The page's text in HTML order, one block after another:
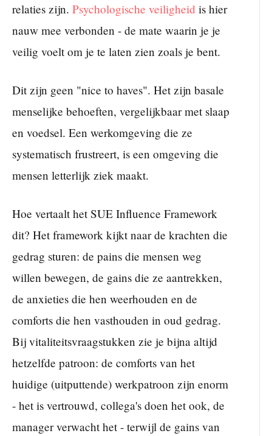
relaties zijn. Psychologische veiligheid is hier
nauw mee verbonden - de mate waarin je je
veilig voelt om je te laten zien zoals je bent.
Dit zijn geen "nice to haves". Het zijn basale
menselijke behoeften, vergelijkbaar met slaap
en voedsel. Een werkomgeving die ze
systematisch frustreert, is een omgeving die
mensen letterlijk ziek maakt.
Hoe vertaalt het SUE Influence Framework
dit? Het framework kijkt naar de krachten die
gedrag sturen: de pains die mensen weg
willen bewegen, de gains die ze aantrekken,
de anxieties die hen weerhouden en de
comforts die hen vasthouden in oud gedrag.
Bij vitaliteitsvraagstukken zie je bijna altijd
hetzelfde patroon: de comforts van het
huidige (uitputtende) werkpatroon zijn enorm
- het is vertrouwd, collega's doen het ook, de
manager verwacht het - terwijl de gains van